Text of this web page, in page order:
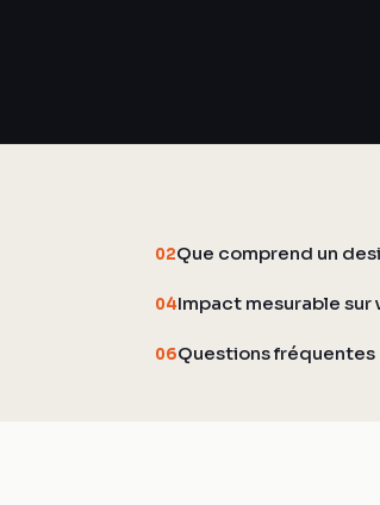
02Que comprend un
04Impact mesurable sur
06Questions fréquentes